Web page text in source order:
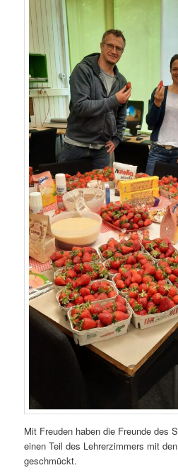
Mit Freuden haben die Freunde des
einen Teil des Lehrerzimmers mit
geschmückt.